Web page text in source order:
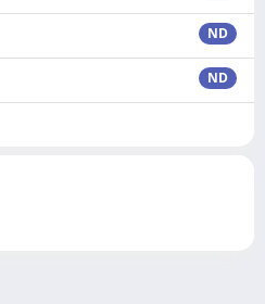
ND
ND